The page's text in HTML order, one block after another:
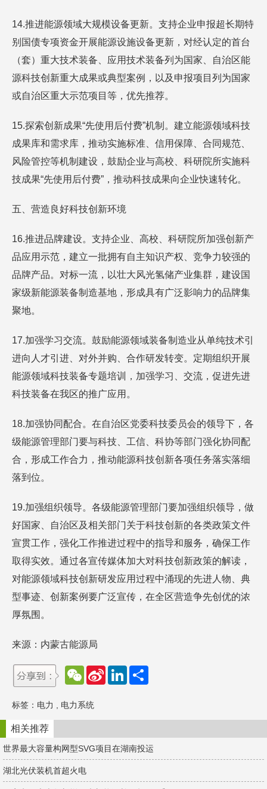
14.推进能源领域大规模设备更新。支持企业申报超长期特
别国债专项资金开展能源设施设备更新，对经认定的首台
（套）重大技术装备、应用技术装备列为国家、自治区能
源科技创新重大成果或典型案例，以及申报项目列为国家
或自治区重大示范项目等，优先推荐。
15.探索创新成果“先使用后付费”机制。建立能源领域科技
成果库和需求库，推动实施标准、信用保障、合同规范、
风险管控等机制建设，鼓励企业与高校、科研院所实施科
技成果“先使用后付费”，推动科技成果向企业快速转化。
五、营造良好科技创新环境
16.推进品牌建设。支持企业、高校、科研院所加强创新产
品应用示范，建立一批拥有自主知识产权、竞争力较强的
品牌产品。对标一流，以壮大风光氢储产业集群，建设国
家级新能源装备制造基地，形成具有广泛影响力的品牌集
聚地。
17.加强学习交流。鼓励能源领域装备制造业从单纯技术引
进向人才引进、对外并购、合作研发转变。定期组织开展
能源领域科技装备专题培训，加强学习、交流，促进先进
科技装备在我区的推广应用。
18.加强协同配合。在自治区党委科技委员会的领导下，各
级能源管理部门要与科技、工信、科协等部门强化协同配
合，形成工作合力，推动能源科技创新各项任务落实落细
落到位。
19.加强组织领导。各级能源管理部门要加强组织领导，做
好国家、自治区及相关部门关于科技创新的各类政策文件
宣贯工作，强化工作推进过程中的指导和服务，确保工作
取得实效。通过各宣传媒体加大对科技创新政策的解读，
对能源领域科技创新研发应用过程中涌现的先进人物、典
型事迹、创新案例要广泛宣传，在全区营造争先创优的浓
厚氛围。
来源：内蒙古能源局
W
e
h
a
t
S
e
b
o
L
d
n
标签： 电力 电力系统
相关推荐
世界最大容量构网型SVG项目在湖南投运
湖北光伏装机首超火电